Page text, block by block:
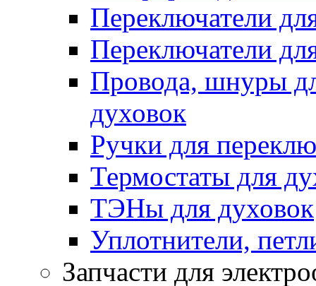
Переключатели
Переключатели
Провода, шнуры
духовок
Ручки для
Термостаты для
ТЭНы для духовок
Уплотнители,
Запчасти для